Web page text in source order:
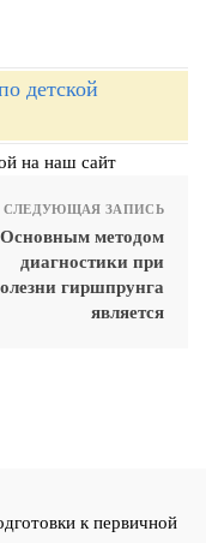
детской
на наш сайт
СЛЕДУЮЩАЯ ЗАПИСЬ
Основным методом
диагностики при
гиршпрунга
является
к первичной